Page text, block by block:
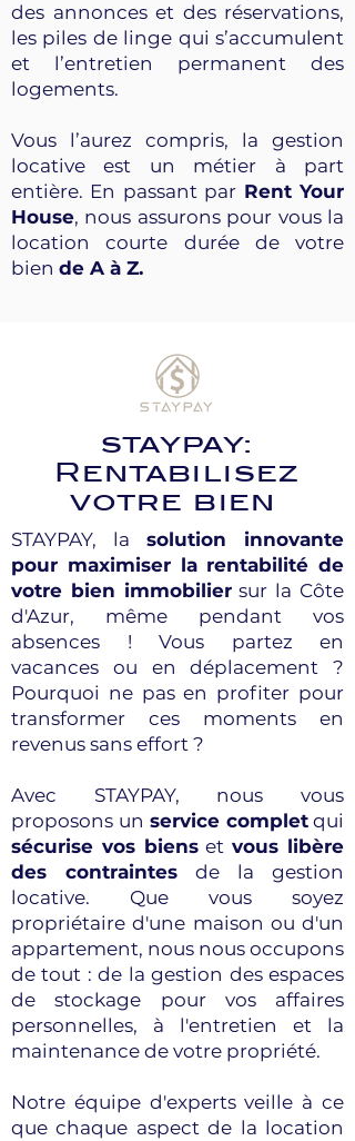
des annonces et des réservations,
les piles de linge qui s’accumulent
et l’entretien permanent des
logements.
Vous l’aurez compris, la gestion
locative est un métier à part
entière. En passant par Rent Your
House, nous assurons pour vous la
location courte durée de votre
bien de A à Z.
staypay:
Rentabilisez
votre bien
STAYPAY, la solution innovante
pour maximiser la rentabilité de
votre bien immobiliersur la Côte
d'Azur, même pendant vos
absences ! Vous partez en
vacances ou en déplacement ?
Pourquoi ne pas en profiter pour
transformer ces moments en
revenus sans effort ?
Avec STAYPAY, nous vous
proposons un service completqui
sécurise vos biensetvous libère
des contraintes de la gestion
locative. Que vous soyez
propriétaire d'une maison ou d'un
appartement, nous nous occupons
de tout : de la gestion des espaces
de stockage pour vos affaires
personnelles, à l'entretien et la
maintenance de votre propriété.
Notre équipe d'experts veille à ce
que chaque aspect de la location